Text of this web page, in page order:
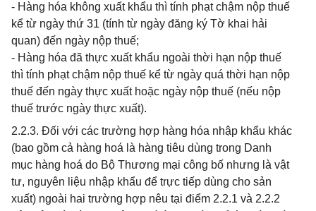
- Hàng hóa không xuất khẩu thì tính phạt chậm nộp thuế
kể từ ngày thứ 31 (tính từ ngày đăng ký Tờ khai hải
quan) đến ngày nộp thuế;
- Hàng hóa đã thực xuất khẩu ngoài thời hạn nộp thuế
thì tính phạt chậm nộp thuế kể từ ngày quá thời hạn nộp
thuế đến ngày thực xuất hoặc ngày nộp thuế (nếu nộp
thuế trước ngày thực xuất).
2.2.3. Đối với các trường hợp hàng hóa nhập khẩu khác
(bao gồm cả hàng hoá là hàng tiêu dùng trong Danh
mục hàng hoá do Bộ Thương mại công bố nhưng là vật
tư, nguyên liệu nhập khẩu để trực tiếp dùng cho sản
xuất) ngoài hai trường hợp nêu tại điểm 2.2.1 và 2.2.2